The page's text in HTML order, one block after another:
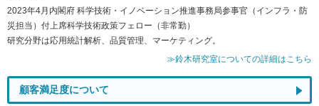
2023年4月内閣府 科学技術・イノベーション推進事務局参事官（インフラ・防
災担当）付上席科学技術政策フェロー（非常勤）
研究分野は応用統計解析、品質管理、マーケティング。
≫鈴木研究室についての詳細はこちら
顧客満足度について